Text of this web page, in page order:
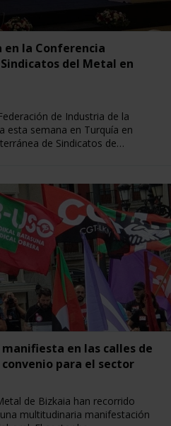
la Conferencia
del Metal en
de Industria de la
esta semana en Turquía en
de Sindicatos de…
en las calles de
para el sector
de Bizkaia han recorrido
multitudinaria manifestación